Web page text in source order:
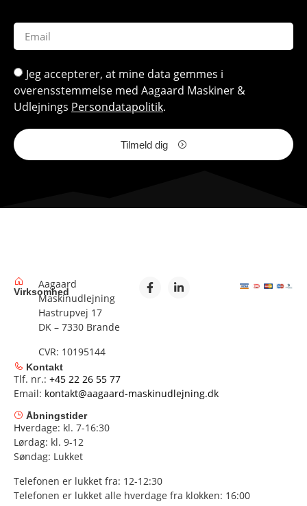
Jeg accepterer, at mine data gemmes i
overensstemmelse med Aagaard Maskiner &
Udlejnings Persondatapolitik.
Tilmeld dig
Virksomhed
Aagaard
Maskinudlejning
Hastrupvej 17
DK – 7330 Brande
CVR: 10195144
Kontakt
Tlf. nr.: +45 22 26 55 77
Email: kontakt@aagaard-maskinudlejning.dk
Åbningstider
Hverdage: kl. 7-16:30
Lørdag: kl. 9-12
Søndag: Lukket
Telefonen er lukket fra: 12-12:30
Telefonen er lukket alle hverdage fra klokken: 16:00